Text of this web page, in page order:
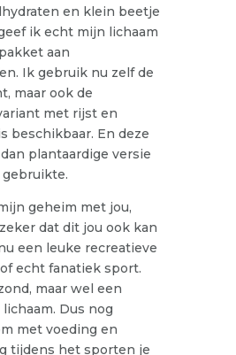
en klein beetje
ik echt mijn lichaam
aan
Ik gebruik nu zelf de
maar ook de
met rijst en
beschikbaar. En deze
plantaardige versie
geheim met jou,
dat dit jou ook kan
een leuke recreatieve
echt fanatiek sport.
maar wel een
Dus nog
met voeding en
tijdens het sporten je